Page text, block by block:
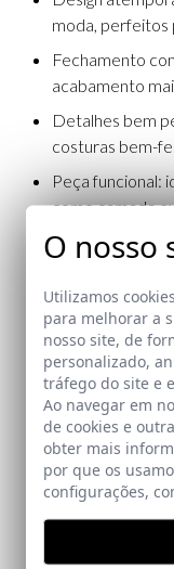
moda, perfeitos
Fechamento
acabamento
Detalhes bem
costuras bem-
Peça funcional:
como camada
Os Cardigans da
sofisticação sem
Compre
homem
Descubra a
para quem valoriza
O nosso
Utilizamos
para melhorar a
nosso site, de
personalizado,
tráfego do site e
Ao navegar em
de cookies e
obter mais
por que os
configurações,